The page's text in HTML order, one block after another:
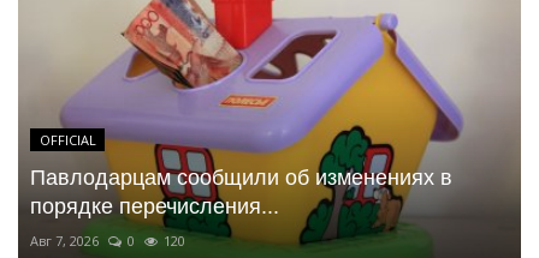
OFFICIAL
Павлодарцам сообщили об изменениях в
порядке перечисления...
Авг 7, 2026 0 120